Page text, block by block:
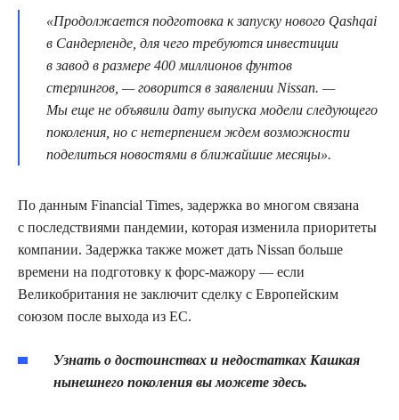
«Продолжается подготовка к запуску нового Qashqai
в Сандерленде, для чего требуются инвестиции
в завод в размере 400 миллионов фунтов
стерлингов, — говорится в заявлении Nissan. —
Мы еще не объявили дату выпуска модели следующего
поколения, но с нетерпением ждем возможности
поделиться новостями в ближайшие месяцы».
По данным Financial Times, задержка во многом связана
с последствиями пандемии, которая изменила приоритеты
компании. Задержка также может дать Nissan больше
времени на подготовку к форс-мажору — если
Великобритания не заключит сделку с Европейским
союзом после выхода из ЕС.
Узнать о достоинствах и недостатках Кашкая
нынешнего поколения вы можете здесь.